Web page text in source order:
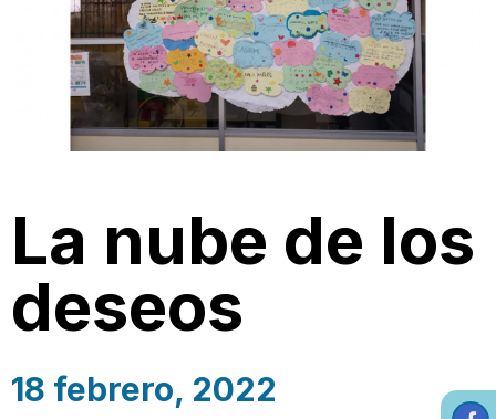
La nube de los
deseos
18 febrero, 2022